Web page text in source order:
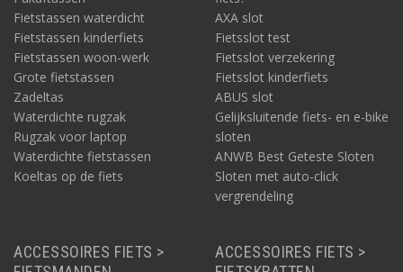
Fietstassen waterdicht
Fietstassen kinderfiets
Fietstassen woon-werk
Grote fietstassen
Zadeltas
Waterdichte rugzak
Rugzak voor laptop
Waterdichte fietstassen
Koeltas op de fiets
AXA slot
Fietsslot test
Fietsslot verzekering
Fietsslot kinderfiets
ABUS slot
Gelijksluitende fiets- en e-bike
sloten
ANWB Best Geteste Sloten
Sloten met auto-click
vergrendeling
ACCESSOIRES FIETS >
ACCESSOIRES FIETS >